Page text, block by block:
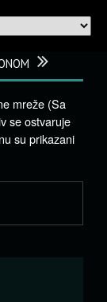
mreže (Sa
se ostvaruje
su prikazani